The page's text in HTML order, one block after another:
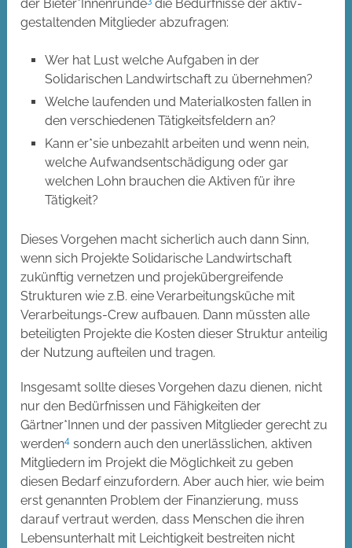
der Bieter*Innenrunde die Bedürfnisse der aktiv-
gestaltenden Mitglieder abzufragen:
Wer hat Lust welche Aufgaben in der
Solidarischen Landwirtschaft zu übernehmen?
Welche laufenden und Materialkosten fallen in
den verschiedenen Tätigkeitsfeldern an?
Kann er*sie unbezahlt arbeiten und wenn nein,
welche Aufwandsentschädigung oder gar
welchen Lohn brauchen die Aktiven für ihre
Tätigkeit?
Dieses Vorgehen macht sicherlich auch dann Sinn,
wenn sich Projekte Solidarische Landwirtschaft
zukünftig vernetzen und projekübergreifende
Strukturen wie z.B. eine Verarbeitungsküche mit
Verarbeitungs-Crew aufbauen. Dann müssten alle
beteiligten Projekte die Kosten dieser Struktur anteilig
der Nutzung aufteilen und tragen.
Insgesamt sollte dieses Vorgehen dazu dienen, nicht
nur den Bedürfnissen und Fähigkeiten der
Gärtner*Innen und der passiven Mitglieder gerecht zu
werden4 sondern auch den unerlässlichen, aktiven
Mitgliedern im Projekt die Möglichkeit zu geben
diesen Bedarf einzufordern. Aber auch hier, wie beim
erst genannten Problem der Finanzierung, muss
darauf vertraut werden, dass Menschen die ihren
Lebensunterhalt mit Leichtigkeit bestreiten nicht